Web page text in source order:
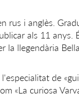
rus i anglès.
als 11 anys.
la llegendària Bella
de
«La curiosa